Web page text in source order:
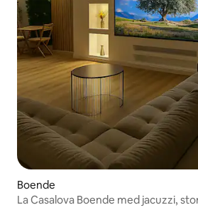
Boende
La Casalova Boende med jacuzzi,